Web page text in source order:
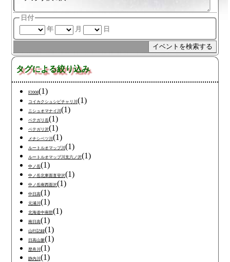
日付
年
月 日
タグによる絞り込み
F2008(1)
コイカクシュシビチャリ川 (1)
ニシュオマナイ川 (1)
ペテガリ岳(1)
ペテガリ沢(1)
メナシベツ川 (1)
ルートルオマップ川 (1)
ルートルオマップ川支六ノ沢(1)
中ノ岳(1)
中ノ岳北東面直登沢(1)
中ノ岳南西面沢(1)
中日高(1)
元浦川 (1)
北海道中南部(1)
南日高(1)
山行記録(1)
日高山脈(1)
歴舟川 (1)
静内川 (1)